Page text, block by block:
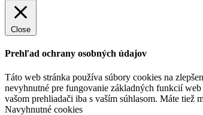
Close
Prehľad ochrany osobných údajov
Táto web stránka používa súbory cookies na
nevyhnutné pre fungovanie základných funkcií
vašom prehliadači iba s vaším súhlasom. Máte
Navyhnutné cookies